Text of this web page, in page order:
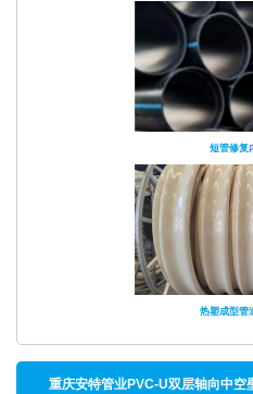
短管修复
热塑成型管
重庆安特管业PVC-U双层轴向中空